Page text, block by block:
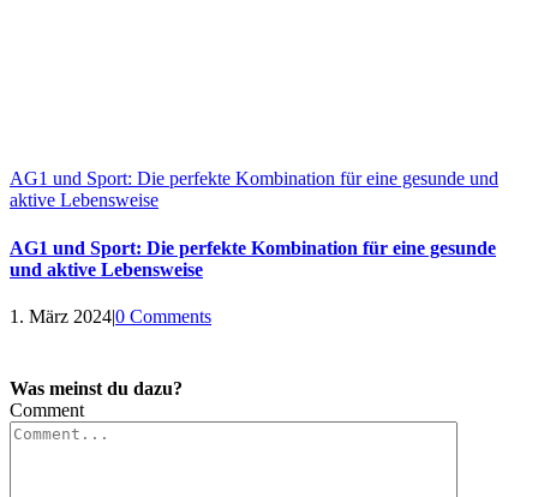
AG1 und Sport: Die perfekte Kombination für eine gesunde und
aktive Lebensweise
AG1 und Sport: Die perfekte Kombination für eine gesunde
und aktive Lebensweise
1. März 2024|0 Comments
Was meinst du dazu?
Comment